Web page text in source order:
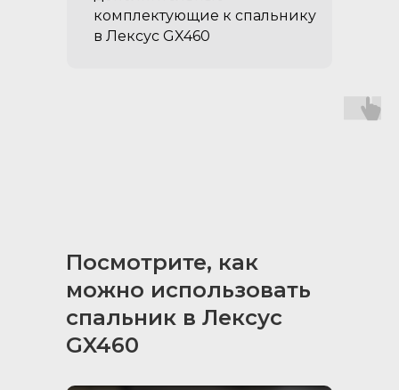
открывающемуся элементу
липучками – легко снять и
помыть
Коврики в ниши
органайзера (комплект
из 2 частей):
помогают держать в чистоте
комплектующие к спальнику
в Лексус GX460
Посмотрите, как
можно использовать
спальник в Лексус
GX460